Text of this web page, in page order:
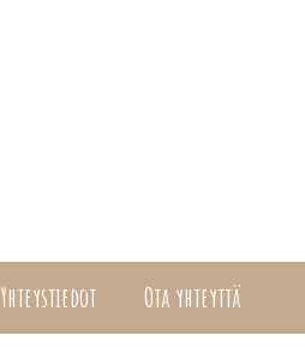
Yhteystiedot Ota yhteyttä